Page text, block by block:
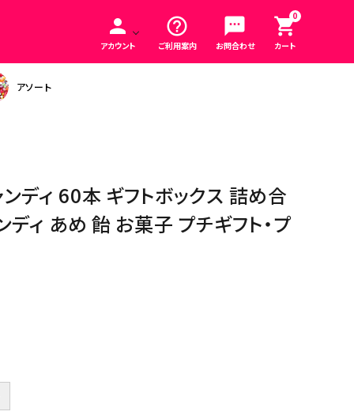
person
アカウント
help_outline
ご利用案内
sms
お問合わせ
0
shopping_cart
カート
アソート
ディ 60本 ギフトボックス 詰め合
ィ あめ 飴 お菓子 プチギフト・プ